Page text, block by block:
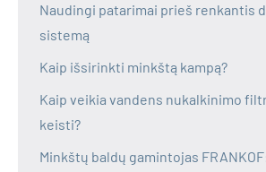
Naudingi patarimai prieš renkantis
sistemą
Kaip išsirinkti minkštą kampą?
Kaip veikia vandens nukalkinimo
keisti?
Minkštų baldų gamintojas